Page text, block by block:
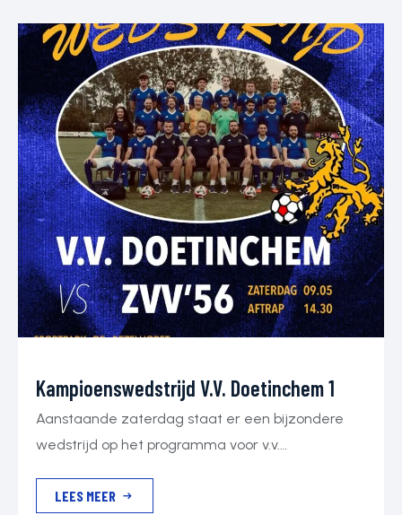
wanneer de club een beroep op hem deed. Als
jeugdtrainer, seniorentrainer, assistent-trainer van
het eerste elftal en verzorger voor zowel het
eerste als […]
Kampioenswedstrijd V.v. Doetinchem 1
Aanstaande zaterdag staat er een bijzondere
wedstrijd op het programma voor v.v.
een mooie en spannende middag te worden,
LEES MEER